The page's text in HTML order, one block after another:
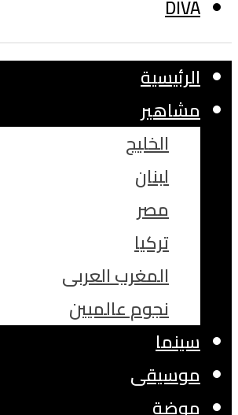
DIVA
الرئيسية
مشاهير
الخليج
لبنان
مصر
تركيا
المغرب العربى
نجوم عالميين
سينما
موسيقى
موضة